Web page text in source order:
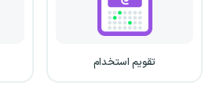
تقویم استخدام